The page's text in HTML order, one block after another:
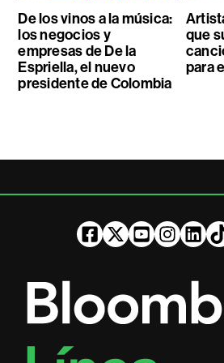
De los vinos a la música:
los negocios y
empresas de De la
Espriella, el nuevo
presidente de Colombia
que
para